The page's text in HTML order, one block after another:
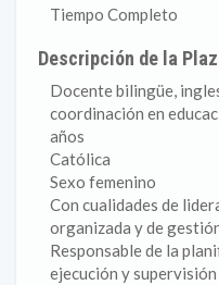
Tiempo Completo
Descripción de la
Docente bilingüe,
coordinación en
años
Católica
Sexo femenino
Con cualidades de
organizada y de
Responsable de la
ejecución y